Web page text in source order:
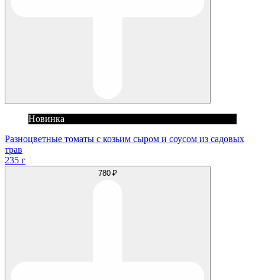
Новинка
Разноцветные томаты с козьим сыром и соусом из садовых
трав
235 г
780 ₽